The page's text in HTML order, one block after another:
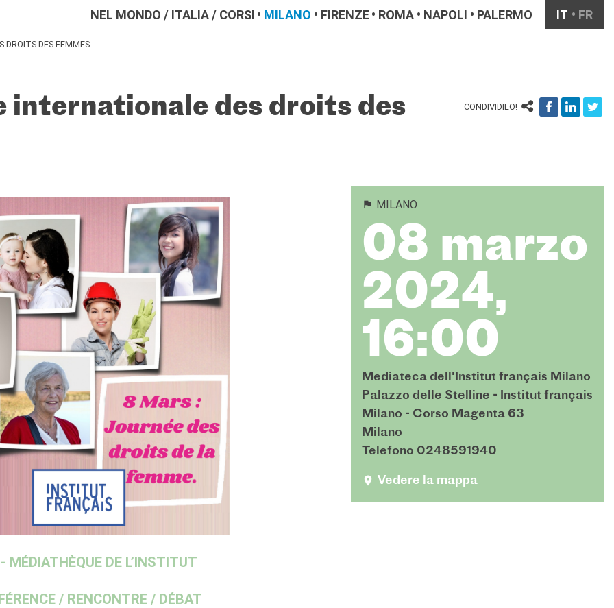
NEL MONDO / ITALIA/ CORSI MILANO FIRENZE ROMA NAPOLI PALERMO IT FR
DROITS DES FEMMES
internationale des droits des
CONDIVIDILO!
DE L’INSTITUT
/ RENCONTRE / DÉBAT
MILANO
08 marzo
2024,
16:00
Mediateca dell'Institut français Milano
Palazzo delle Stelline - Institut français
Milano - Corso Magenta 63
Milano
Telefono 0248591940
Vedere la mappa